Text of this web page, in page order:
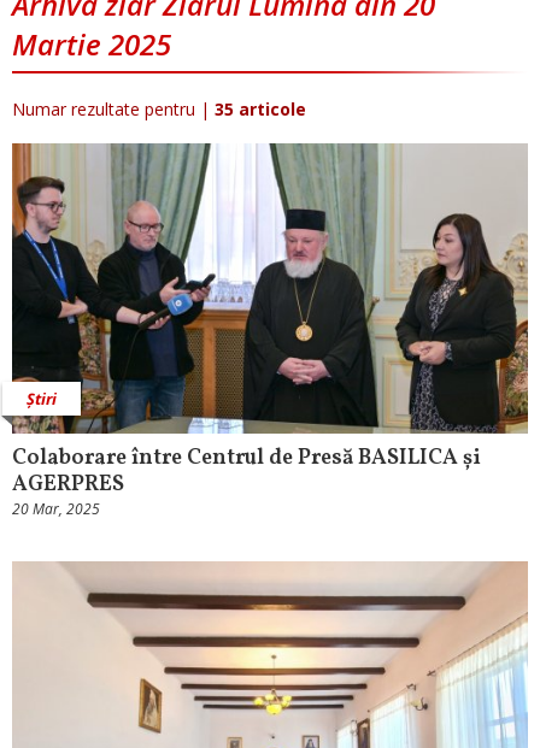
Martie 2025
Numar rezultate pentru | 35 articole
Știri
Colaborare între Centrul de Presă BASILICA și
AGERPRES
20 Mar, 2025